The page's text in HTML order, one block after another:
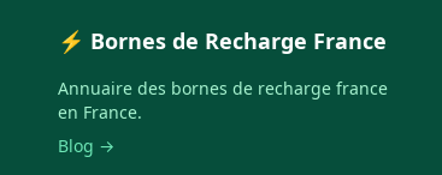
⚡ Bornes de Recharge France
Annuaire des bornes de recharge france
en France.
Blog →